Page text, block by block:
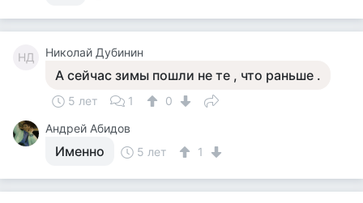
НД Николай Дубинин
А сейчас зимы пошли не те , что раньше .
5 лет 1
0
Андрей Абидов
Именно 5 лет 1